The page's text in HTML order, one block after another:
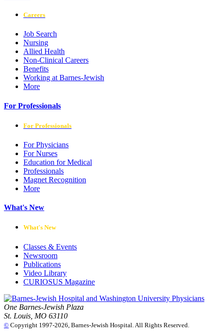
Careers
Job Search
Nursing
Allied Health
Non-Clinical Careers
Benefits
Working at Barnes-Jewish
More
For Professionals
For Professionals
For Physicians
For Nurses
Education for Medical
Professionals
Magnet Recognition
More
What's New
What's New
Classes & Events
Newsroom
Publications
Video Library
CURIOSUS Magazine
One Barnes-Jewish Plaza
St. Louis, MO 63110
© Copyright 1997-2026, Barnes-Jewish Hospital. All Rights Reserved.